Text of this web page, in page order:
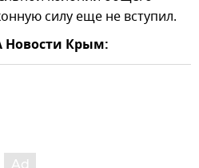
силу еще не вступил.
Новости Крым: